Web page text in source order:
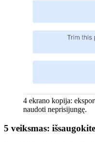
4 ekrano kopija:
naudoti neprisijungę.
5 veiksmas: